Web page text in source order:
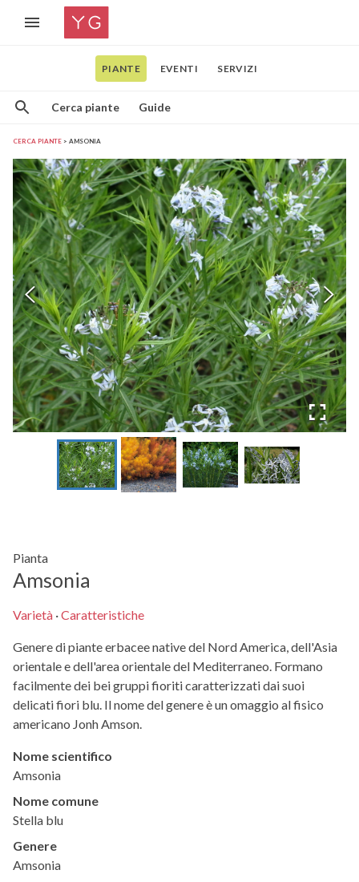
PIANTE EVENTI SERVIZI
Cerca piante Guide
CERCA PIANTE AMSONIA
Pianta
Amsonia
Varietà ·Caratteristiche
Genere di piante erbacee native del Nord America, dell'Asia
orientale e dell'area orientale del Mediterraneo. Formano
facilmente dei bei gruppi fioriti caratterizzati dai suoi
delicati fiori blu. Il nome del genere è un omaggio al fisico
americano Jonh Amson.
Nome scientifico
Amsonia
Nome comune
Stella blu
Genere
Amsonia